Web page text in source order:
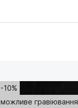
-10%
можливе гравіювання